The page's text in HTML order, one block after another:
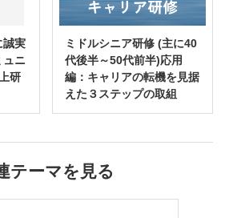
誠実
ュニ
研
ミドルシニア研修 (主に40
代後半～50代前半)応用
編：キャリアの転機を見据
えた３ステップの取組
テーマを見る